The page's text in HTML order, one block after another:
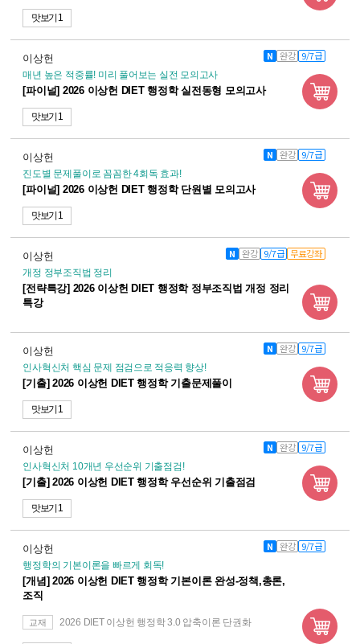
맛보기 1
이상헌 N 완강 9/7급
매년 높은 적중률! 미리 풀어보는 실전 모의고사
[파이널] 2026 이상헌 DIET 행정학 실전동형 모의고사
맛보기 1
이상헌 N 완강 9/7급
진도별 문제풀이로 꼼꼼한 4회독 효과!
[파이널] 2026 이상헌 DIET 행정학 단원별 모의고사
맛보기 1
이상헌 N 완강 9/7급 무료강좌
개정 정부조직법 정리
[전략특강] 2026 이상헌 DIET 행정학 정부조직법 개정 정리
특강
이상헌 N 완강 9/7급
인사혁신처 핵심 문제 점검으로 적응력 향상!
[기출] 2026 이상헌 DIET 행정학 기출문제풀이
맛보기 1
이상헌 N 완강 9/7급
인사혁신처 10개년 우선순위 기출점검!
[기출] 2026 이상헌 DIET 행정학 우선순위 기출점검
맛보기 1
이상헌 N 완강 9/7급
행정학의 기본이론을 빠르게 회독!
[개념] 2026 이상헌 DIET 행정학 기본이론 완성-정책,총론,
조직
교재 2026 DIET 이상헌 행정학 3.0 압축이론 단권화